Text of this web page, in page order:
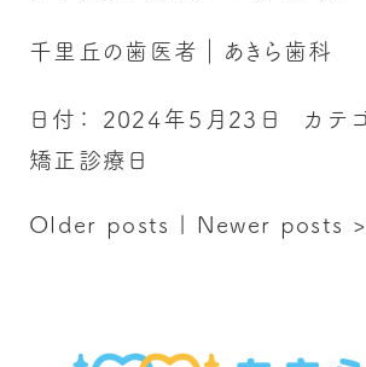
千里丘の歯医者｜あきら歯科
日付： 2024年5月23日 カテゴ
矯正診療日
Older posts | Newer posts